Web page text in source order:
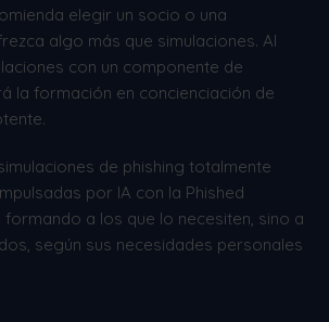
elegir un socio o una
algo más que simulaciones. Al
con un componente de
la formación en concienciación de
de phishing totalmente
por IA con la Phished
a los que lo necesiten, sino a
según sus necesidades personales